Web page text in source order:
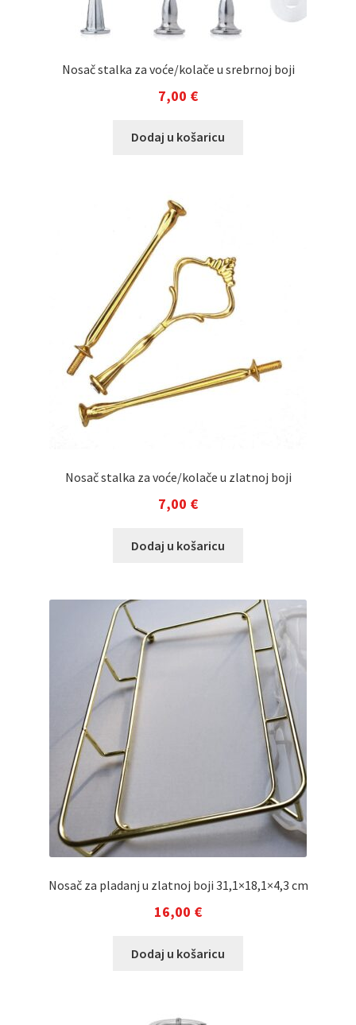
Nosač stalka za voće/kolače u srebrnoj boji
7,00 €
Dodaj u košaricu
Nosač stalka za voće/kolače u zlatnoj boji
7,00 €
Dodaj u košaricu
Nosač za pladanj u zlatnoj boji 31,1×18,1×4,3 cm
16,00 €
Dodaj u košaricu